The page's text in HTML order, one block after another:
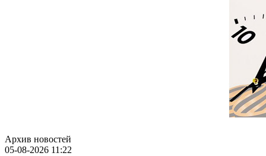
Архив новостей
05-08-2026 11:22